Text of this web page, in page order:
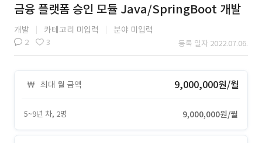
금융 플랫폼 승인 모듈 Java/SpringBoot 개발
개발 카테고리 미입력 분야 미입력
2 3 등록 일자 2022.07.06.
최대 월 금액 9,000,000원/월
5~9년 차, 2명 9,000,000원/월